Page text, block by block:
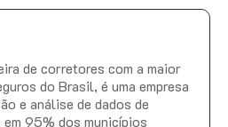
de corretores com a maior
do Brasil, é uma empresa
e análise de dados de
95% dos municípios